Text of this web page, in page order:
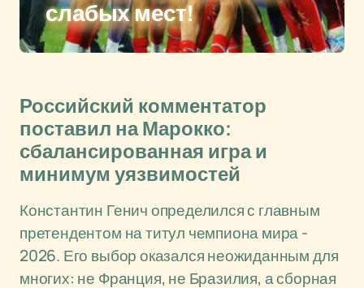
слабых мест!
Российский комментатор
поставил на Марокко:
сбалансированная игра и
минимум уязвимостей
Константин Генич определился с главным
претендентом на титул чемпиона мира -
2026. Его выбор оказался неожиданным для
многих: не Франция, не Бразилия, а сборная